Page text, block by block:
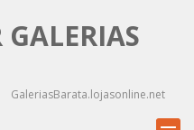
GALERIAS
GaleriasBarata.lojasonline.net